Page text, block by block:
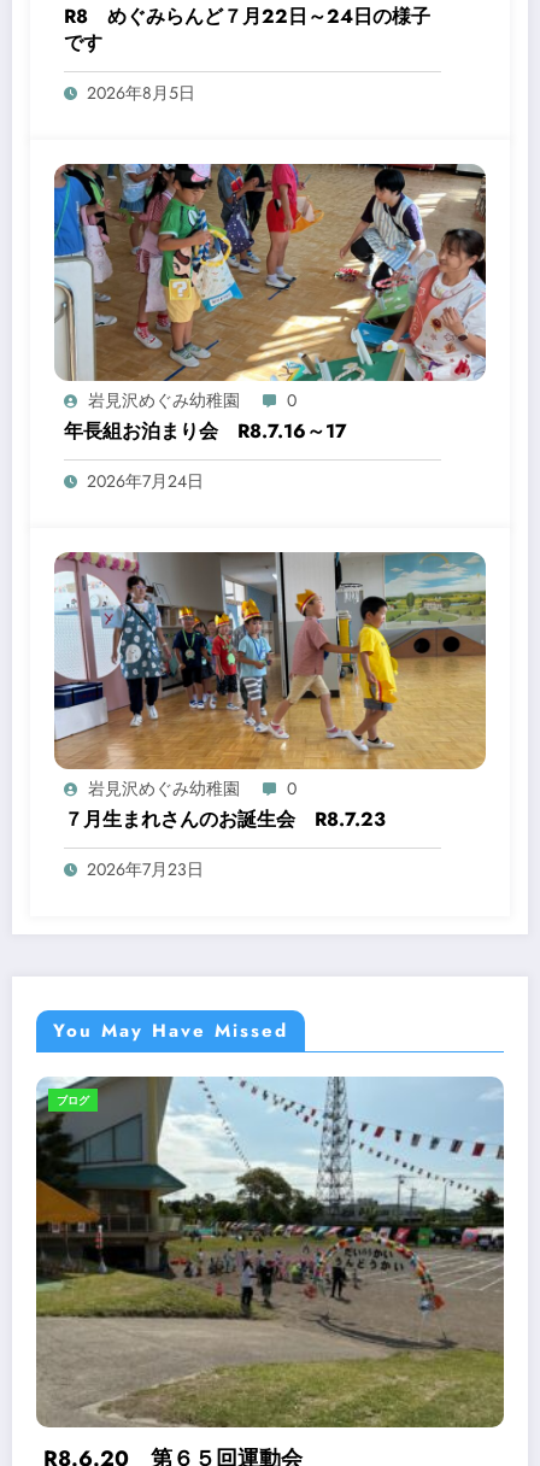
R8 めぐみらんど７月22日～24日の様子
です
2026年8月5日
岩見沢めぐみ幼稚園 0
年長組お泊まり会 R8.7.16～17
2026年7月24日
岩見沢めぐみ幼稚園 0
７月生まれさんのお誕生会 R8.7.23
2026年7月23日
You May Have Missed
お知らせ ブログ めぐみらんど